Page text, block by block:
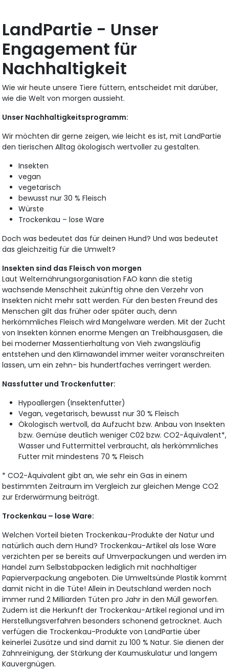
LandPartie - Unser
Engagement für
Nachhaltigkeit
Wie wir heute unsere Tiere füttern, entscheidet mit darüber,
wie die Welt von morgen aussieht.
Unser Nachhaltigkeitsprogramm:
Wir möchten dir gerne zeigen, wie leicht es ist, mit LandPartie
den tierischen Alltag ökologisch wertvoller zu gestalten.
Insekten
vegan
vegetarisch
bewusst nur 30 % Fleisch
Würste
Trockenkau – lose Ware
Doch was bedeutet das für deinen Hund? Und was bedeutet
das gleichzeitig für die Umwelt?
Insekten sind das Fleisch von morgen
Laut Welternährungsorganisation FAO kann die stetig
wachsende Menschheit zukünftig ohne den Verzehr von
Insekten nicht mehr satt werden. Für den besten Freund des
Menschen gilt das früher oder später auch, denn
herkömmliches Fleisch wird Mangelware werden. Mit der Zucht
von Insekten können enorme Mengen an Treibhausgasen, die
bei moderner Massentierhaltung von Vieh zwangsläufig
entstehen und den Klimawandel immer weiter voranschreiten
lassen, um ein zehn- bis hundertfaches verringert werden.
Nassfutter und Trockenfutter:
Hypoallergen (Insektenfutter)
Vegan, vegetarisch, bewusst nur 30 % Fleisch
Ökologisch wertvoll, da Aufzucht bzw. Anbau von Insekten
bzw. Gemüse deutlich weniger C02 bzw. CO2-Äquivalent*,
Wasser und Futtermittel verbraucht, als herkömmliches
Futter mit mindestens 70 % Fleisch
* CO2-Äquivalent gibt an, wie sehr ein Gas in einem
bestimmten Zeitraum im Vergleich zur gleichen Menge CO2
zur Erderwärmung beiträgt.
Trockenkau – lose Ware:
Welchen Vorteil bieten Trockenkau-Produkte der Natur und
natürlich auch dem Hund? Trockenkau-Artikel als lose Ware
verzichten per se bereits auf Umverpackungen und werden im
Handel zum Selbstabpacken lediglich mit nachhaltiger
Papierverpackung angeboten. Die Umweltsünde Plastik kommt
damit nicht in die Tüte! Allein in Deutschland werden noch
immer rund 2 Milliarden Tüten pro Jahr in den Müll geworfen.
Zudem ist die Herkunft der Trockenkau-Artikel regional und im
Herstellungsverfahren besonders schonend getrocknet. Auch
verfügen die Trockenkau-Produkte von LandPartie über
keinerlei Zusätze und sind damit zu 100 % Natur. Sie dienen der
Zahnreinigung, der Stärkung der Kaumuskulatur und langem
Kauvergnügen.